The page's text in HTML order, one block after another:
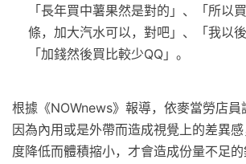
「長年買中薯果然是對的」、「所以
條，加大汽水可以，對吧」、「我以後
「加錢然後買比較少QQ」。
根據《NOWnews》報導，依麥當勞店
因為內用或是外帶而造成視覺上的差異
度降低而體積摍小，才會造成份量不足